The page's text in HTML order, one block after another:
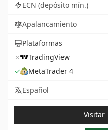
ECN (depósito mín.)
Apalancamiento
Plataformas
✗
TradingView
✓
MetaTrader 4
Español
Visitar